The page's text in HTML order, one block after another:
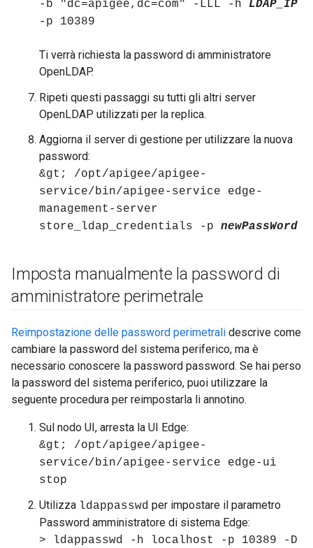
-b "dc=apigee,dc=com" -LLL -h LDAP_IP
-p 10389
Ti verrà richiesta la password di amministratore
OpenLDAP.
Ripeti questi passaggi su tutti gli altri server
OpenLDAP utilizzati per la replica.
Aggiorna il server di gestione per utilizzare la nuova
password:
&gt; /opt/apigee/apigee-
service/bin/apigee-service edge-
management-server
store_ldap_credentials -p newPassWord
Imposta manualmente la password di
amministratore perimetrale
Reimpostazione delle password perimetrali descrive come
cambiare la password del sistema periferico, ma è
necessario conoscere la password password. Se hai perso
la password del sistema periferico, puoi utilizzare la
seguente procedura per reimpostarla li annotino.
Sul nodo UI, arresta la UI Edge:
&gt; /opt/apigee/apigee-
service/bin/apigee-service edge-ui
stop
Utilizza ldappasswd per impostare il parametro
Password amministratore di sistema Edge:
> ldappasswd -h localhost -p 10389 -D